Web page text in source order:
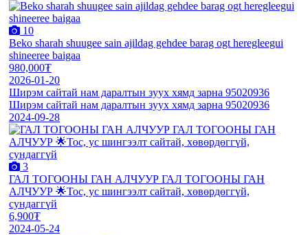
10
Beko sharah shuugee sain ajildag gehdee barag ogt heregleegui
shineeree baigaa
980,000₮
2026-01-20
Ширэм сайтай нам даралтын зуух хямд зарна 95020936
Ширэм сайтай нам даралтын зуух хямд зарна 95020936
2024-09-28
3
ГАЛ ТОГООНЫ ГАН АЛЧУУР ГАЛ ТОГООНЫ ГАН
АЛЧУУР 🌟Тос, ус шингээлт сайтай, хөвөрдөггүй,
сундаггүй
6,900₮
2024-05-24